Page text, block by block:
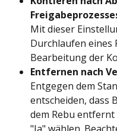
Mit dieser
Durchlaufen eines
Bearbeitung der
Entfernen nach
Entgegen dem
entscheiden, dass
dem Rebu